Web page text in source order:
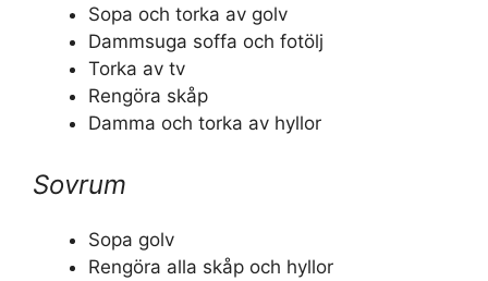
Sopa och torka av golv
Dammsuga soffa och fotölj
Torka av tv
Rengöra skåp
Damma och torka av hyllor
Sovrum
Sopa golv
Rengöra alla skåp och hyllor